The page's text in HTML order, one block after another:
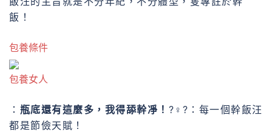
飯！
包養條件
包養女人
： 瓶底還有這麼多，我得舔幹凈！ ?♀?：每一個幹飯汪
都是節儉天賦！